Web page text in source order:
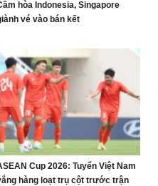
hòa Indonesia, Singapore
vé vào bán kết
Cup 2026: Tuyển Việt Nam
hàng loạt trụ cột trước trận